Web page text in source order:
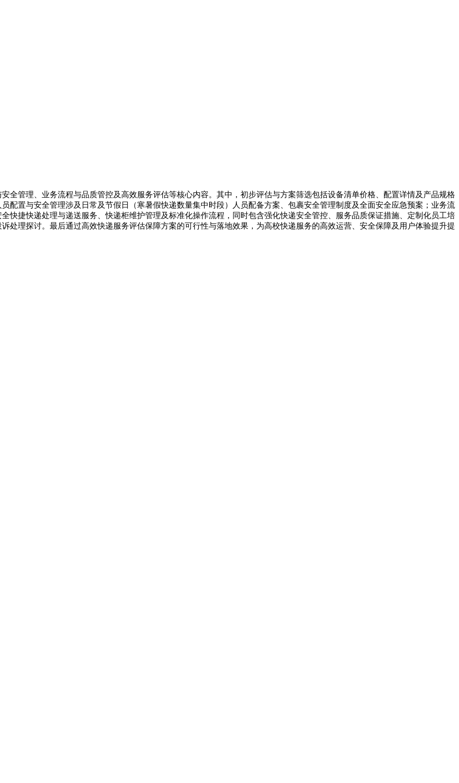
全管理、业务流程与品质管控及高效服务评估等核心内容。其中，初步评估与方案筛选包括设备清单价格、配置详情及产品规格
配置与安全管理涉及日常及节假日（寒暑假快递数量集中时段）人员配备方案、包裹安全管理制度及全面安全应急预案；业务流
快捷快递处理与递送服务、快递柜维护管理及标准化操作流程，同时包含强化快递安全管控、服务品质保证措施、定制化员工培
处理探讨。最后通过高效快递服务评估保障方案的可行性与落地效果，为高校快递服务的高效运营、安全保障及用户体验提升提